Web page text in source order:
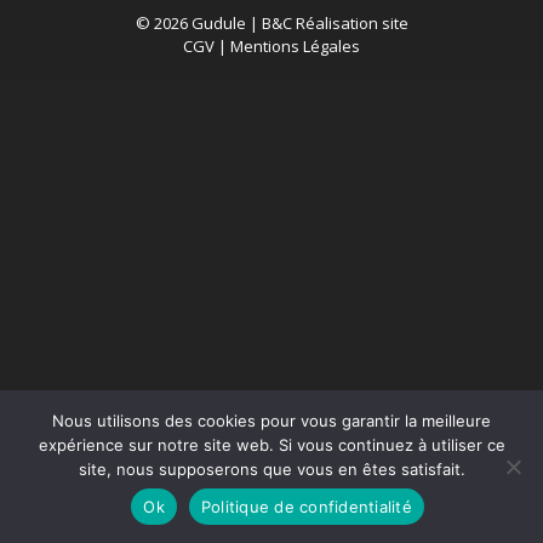
© 2026 Gudule | B&C Réalisation site
CGV | Mentions Légales
Nous utilisons des cookies pour vous garantir la meilleure
expérience sur notre site web. Si vous continuez à utiliser ce
site, nous supposerons que vous en êtes satisfait.
Ok
Politique de confidentialité